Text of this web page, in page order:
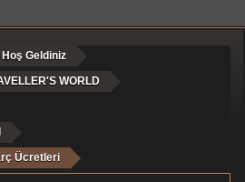
Geldiniz
WORLD
Ücretleri